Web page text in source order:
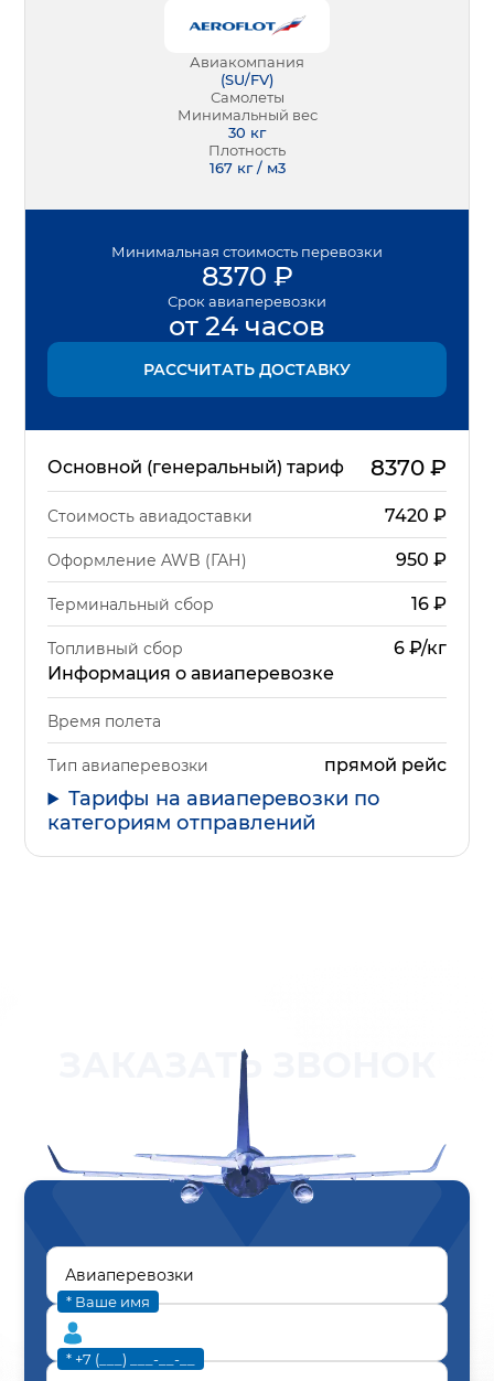
Авиакомпания
(SU/FV)
Самолеты
Минимальный вес
30 кг
Плотность
167 кг / м3
Минимальная стоимость перевозки
8370 ₽
Срок авиаперевозки
от 24 часов
РАССЧИТАТЬ ДОСТАВКУ
Основной (генеральный) тариф 8370₽
Стоимость авиадоставки 7420 ₽
Оформление AWB (ГАН) 950 ₽
Терминальный сбор 16₽
Топливный сбор
6 ₽/кг
Информация о авиаперевозке
Время полета
Тип авиаперевозки прямой рейс
Тарифы на авиаперевозки по
категориям отправлений
ЗАКАЗАТЬ ЗВОНОК
* Ваше имя
* +7 (___) ___-__-__